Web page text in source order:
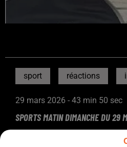
sport réactions
29 mars 2026 - 43 min 50 sec
SPORTS MATIN DIMANCHE DU 29